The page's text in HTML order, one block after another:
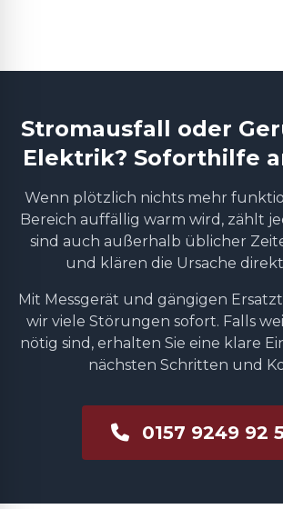
Stromausfall oder
Elektrik? Soforthilfe
Wenn plötzlich nichts mehr
Bereich auffällig warm wird, zählt
sind auch außerhalb üblicher
und klären die Ursache
Mit Messgerät und gängigen
wir viele Störungen sofort. Falls
nötig sind, erhalten Sie eine klare
nächsten Schritten und
0157 9249 92